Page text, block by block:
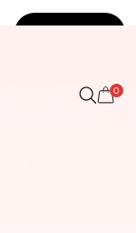
0